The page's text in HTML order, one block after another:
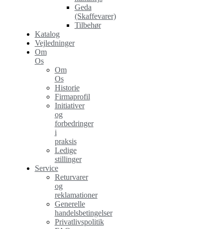
Geda
(Skaffevarer)
Tilbehør
Katalog
Vejledninger
Om
Os
Om
Os
Historie
Firmaprofil
Initiativer
og
forbedringer
i
praksis
Ledige
stillinger
Service
Returvarer
og
reklamationer
Generelle
handelsbetingelser
Privatlivspolitik